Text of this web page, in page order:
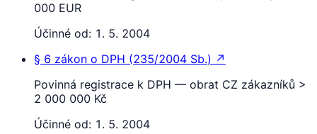
000 EUR
Účinné od: 1. 5. 2004
§ 6 zákon o DPH (235/2004 Sb.) ↗
Povinná registrace k DPH — obrat CZ zákazníků >
2 000 000 Kč
Účinné od: 1. 5. 2004